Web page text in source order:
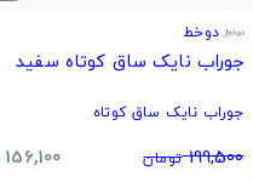
دوخط
جوراب نایک ساق کوتاه سفید
جوراب نایک ساق کوتاه
199,500 تومان 156,100